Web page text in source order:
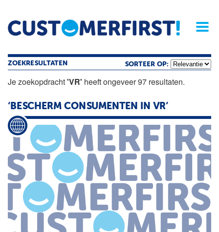
Home Opinie Archief
Magazine
ZOEKRESULTATEN SORTEER OP:
Je zoekopdracht'VR' heeft ongeveer 97 resultaten.
‘BESCHERM CONSUMENTEN IN VR’